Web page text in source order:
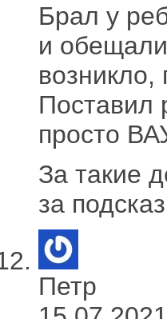
Брал у
и
возникло,
Поставил
просто
За такие
за
Петр